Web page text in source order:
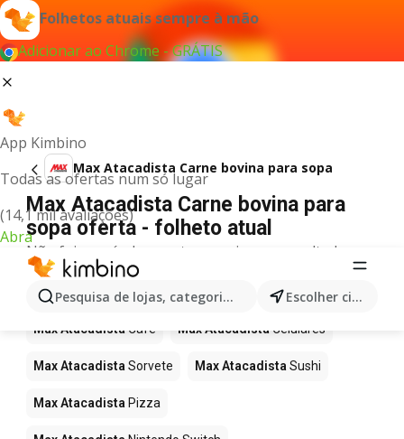
Folhetos atuais sempre à mão
Adicionar ao Chrome - GRÁTIS
App Kimbino
Todas as ofertas num só lugar
(14,1 mil avaliações)
Abra
Pesquisa de lojas, categorias,produtos... Escolher cidade
Max Atacadista Carne bovina para sopa
Max Atacadista Carne bovina para
sopa oferta - folheto atual
Não foi possível encontrar quaisquer resultados
para este termo.
Mais produtos em Max Atacadista
Max Atacadista Café Max Atacadista Celulares
Max Atacadista Sorvete Max Atacadista Sushi
Max Atacadista Pizza